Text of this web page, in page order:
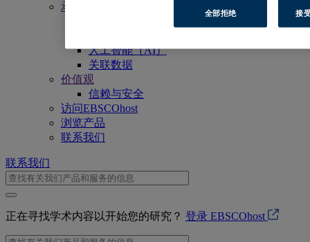
承诺与责任
人工智能（AI）
关联数据
价值观
信赖与安全
访问EBSCOhost
浏览产品
联系我们
联系我们
正在寻找学术内容以开始您的研究？ 登录 EBSCOhost
全部拒绝 接